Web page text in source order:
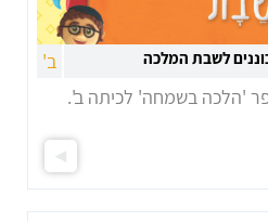
ב'
'הלכה בשמחה' לכיתה ב'.